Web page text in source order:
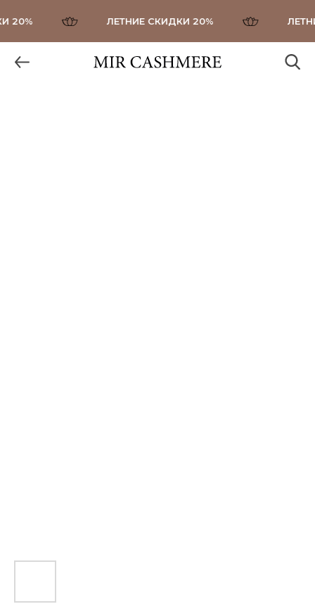
20% ЛЕТНИЕ СКИДКИ 20%